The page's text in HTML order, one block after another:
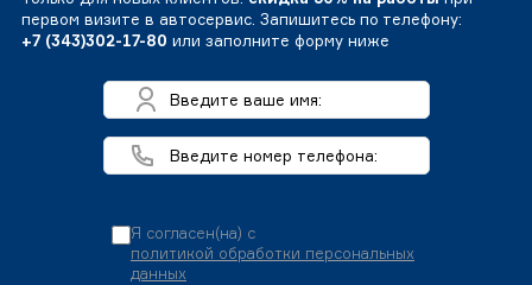
первом визите в автосервис. Запишитесь по телефону:
+7 (343)302-17-80 или заполните форму ниже
Я согласен(на) с
политикой обработки персональных
данных